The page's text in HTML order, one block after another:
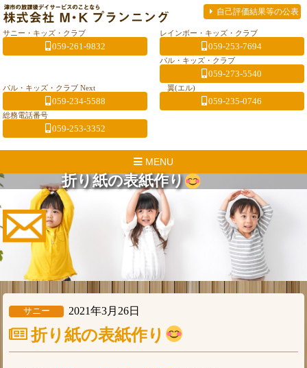
自己評価結果等の公表
サニー・キッズ・クラブ
059-261-9832
レインボー・キッズ・クラブ
059-253-7694
パル・キッズ・クラブ
059-273-5540
パル・キッズ・クラブ Next
059-234-5588
翼(エル)
059-235-0746
総務電話番号
059-253-3352
MENU
折り紙の表紙作り
サニー 2021年3月26日
折り紙の表紙作り